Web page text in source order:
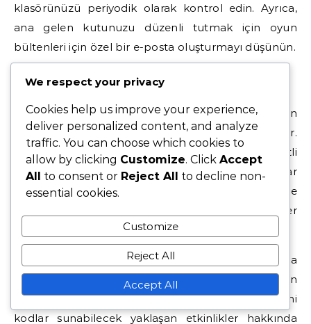
klasörünüzü periyodik olarak kontrol edin. Ayrıca,
ana gelen kutunuzu düzenli tutmak için oyun
bültenleri için özel bir e-posta oluşturmayı düşünün.
Topluluk Odaklı Web Siteleri
Topluluk odaklı web siteleri, aktif hediye kodlarının
listelerini derleyerek değerli bir kaynak oluşturur.
Reddit gibi siteler, oyuncuların bulgularını ve çeşitli
kodlarla ilgili deneyimlerini paylaştığı özel başlıklar
barındırır. Bu platformlar, en etkili kodlar ve
bunların nasıl kullanılacağı hakkında içgörüler
Topluluk web sitelerini kullanırken, kodların hala
geçerli olduğundan emin olmak için gönderilerin
tarihini kontrol edin. Tartışmalara katılmak, yeni
kodlar sunabilecek yaklaşan etkinlikler hakkında
We respect your privacy
Cookies help us improve your experience,
deliver personalized content, and analyze
traffic. You can choose which cookies to
allow by clicking Customize. Click Accept
All to consent or Reject All to decline non-
essential cookies.
Customize
Reject All
Accept All